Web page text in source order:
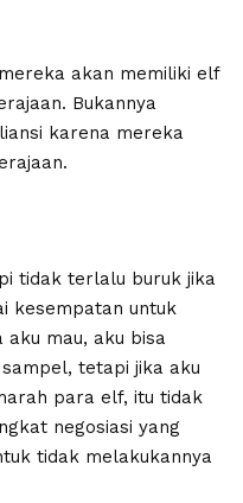
akan memiliki elf
Bukannya
karena mereka
tidak terlalu buruk jika
kesempatan untuk
mau, aku bisa
tetapi jika aku
para elf, itu tidak
negosiasi yang
tidak melakukannya